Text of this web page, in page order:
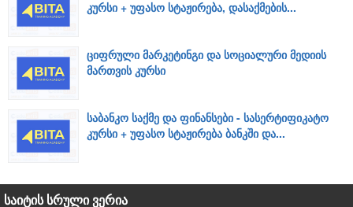
კურსი + უფასო სტაჟირება, დასაქმების...
ციფრული მარკეტინგი და სოციალური მედიის
მართვის კურსი
საბანკო საქმე და ფინანსები - სასერტიფიკატო
კურსი + უფასო სტაჟირება ბანკში და...
საიტის სრული ვერია